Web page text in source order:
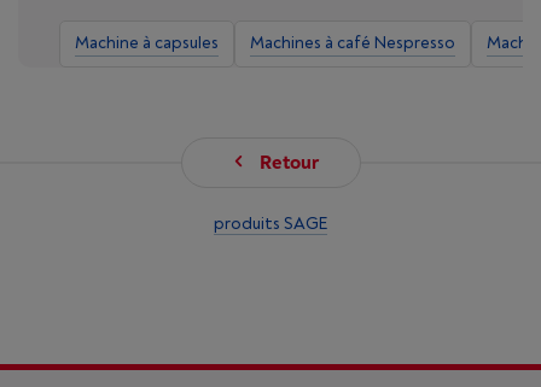
Machine à capsules Machines à café Nespresso
Retour
produits SAGE